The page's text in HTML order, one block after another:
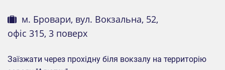
м. Бровари, вул. Вокзальна, 52,
офіс 315, 3 поверх
Заїзжати через прохідну біля вокзалу на территорію